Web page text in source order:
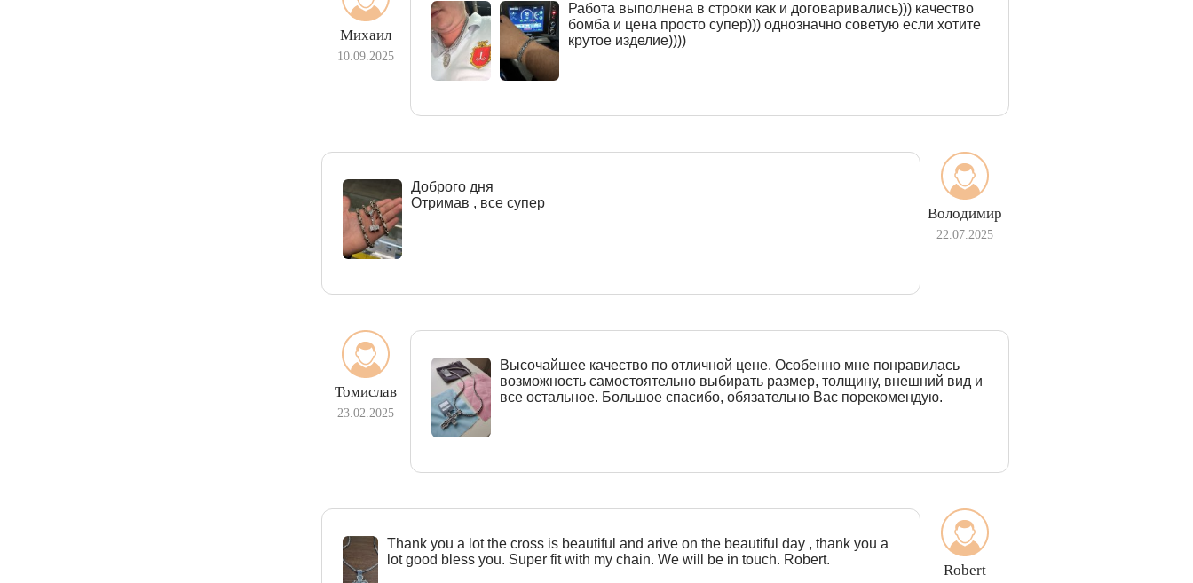
Михаил
10.09.2025
Работа выполнена в строки как и договаривались))) качество
бомба и цена просто супер))) однозначно советую если хотите
крутое изделие))))
Володимир
22.07.2025
Доброго дня
Отримав , все супер
Томислав
23.02.2025
Высочайшее качество по отличной цене. Особенно мне понравилась
возможность самостоятельно выбирать размер, толщину, внешний вид и
все остальное. Большое спасибо, обязательно Вас порекомендую.
Robert
Тhank you a lot the cross is beautiful and arive on the beautiful day , thank you a
lot good bless you. Super fit with my chain. We will be in touch. Robert.